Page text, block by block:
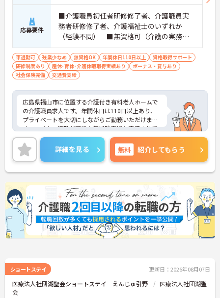
応募要件
■介護職員初任者研修修了者、介護職員実
務者研修修了者、介護福祉士のいずれか
（経験不問） ■無資格可（介護の実務経
験1年以上必須）
車通勤可 残業少なめ 無資格OK 年間休日110日以上
資格取得サポート
研修制度あり
産休･育休･介護休暇取得実績あり
ボーナス・賞与あり
社会保険完備
交通費支給
広島県福山市に位置する介護付き有料老人ホームで
の介護職員求人です。年間休日は110日以上あり、
プライベートを大切にしながらご勤務いただけま
す。マイカー通勤が可能！無料駐車場も完備されて
います。ご興味のある方には、面接対策ポイント
等、さらに詳細をお話ししますのでお気軽にご相談
ください！
詳細を見る 無料 紹介してもらう
ショートステイ 更新日：2026年08月07日
医療法人社団湖聖会ショートステイ えんじゅ引野
医療法人社団湖聖
会